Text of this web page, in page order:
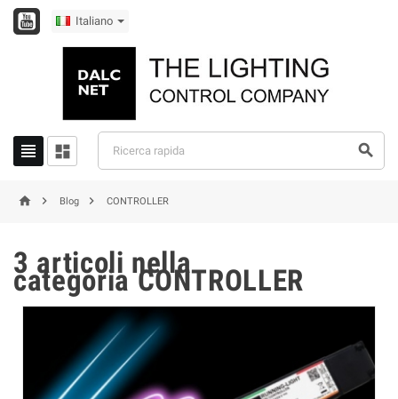
Italiano
  
  Blog  CONTROLLER
3 articoli nella
categoria CONTROLLER